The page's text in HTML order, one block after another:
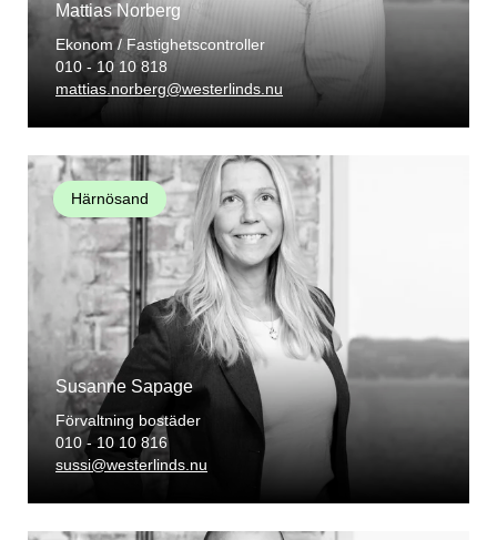
Mattias Norberg
Ekonom / Fastighetscontroller
010 - 10 10 818
mattias.norberg@westerlinds.nu
Härnösand
Susanne Sapage
Förvaltning bostäder
010 - 10 10 816
sussi@westerlinds.nu